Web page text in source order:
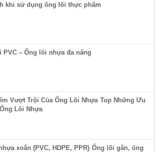
khi sử dụng ống lõi thực phẩm
PVC – Ống lõi nhựa đa năng
Top Những Ưu
Lõi Nhựa
Ống lõi gân, ống